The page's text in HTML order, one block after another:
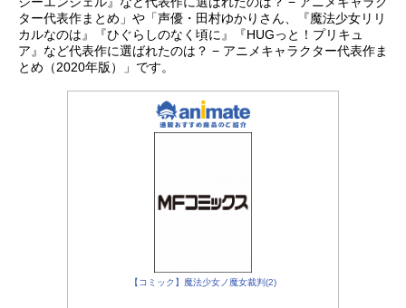
ター代表作まとめ」や「声優・田村ゆかりさん、『魔法少女リリ
カルなのは』『ひぐらしのなく頃に』『HUGっと！プリキュ
ア』など代表作に選ばれたのは？ − アニメキャラクター代表作ま
とめ（2020年版）」です。
【コミック】魔法少女ノ魔女裁判(2)